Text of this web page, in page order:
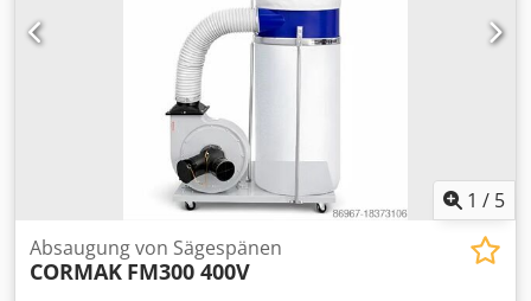
1 / 5
Absaugung von Sägespänen
CORMAK FM300 400V